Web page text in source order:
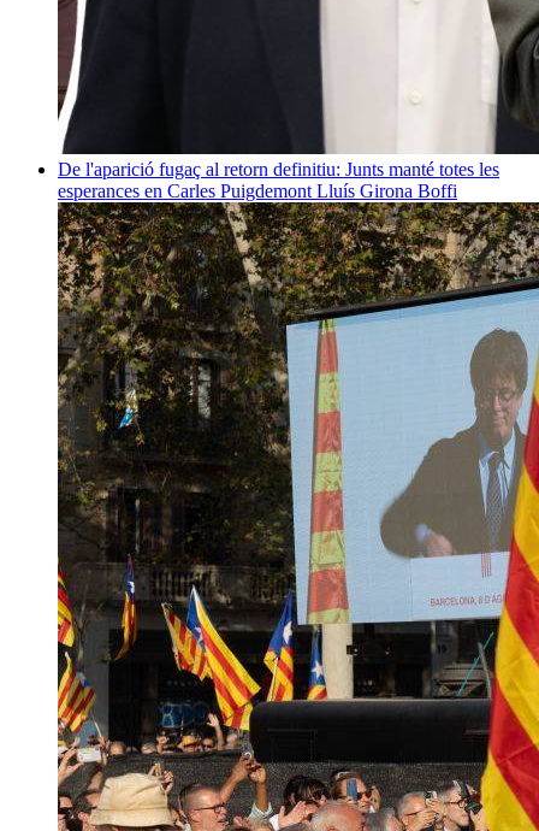
De l'aparició fugaç al retorn definitiu: Junts manté totes les
esperances en Carles Puigdemont Lluís Girona Boffi